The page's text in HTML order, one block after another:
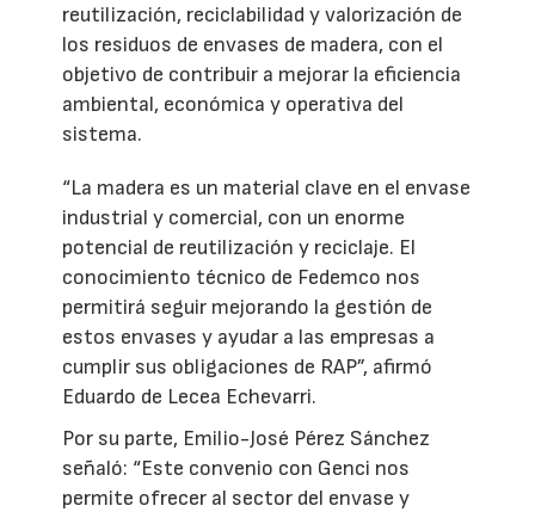
reutilización, reciclabilidad y valorización de
los residuos de envases de madera, con el
objetivo de contribuir a mejorar la eficiencia
ambiental, económica y operativa del
sistema.
“La madera es un material clave en el envase
industrial y comercial, con un enorme
potencial de reutilización y reciclaje. El
conocimiento técnico de Fedemco nos
permitirá seguir mejorando la gestión de
estos envases y ayudar a las empresas a
cumplir sus obligaciones de RAP”, afirmó
Eduardo de Lecea Echevarri.
Por su parte, Emilio-José Pérez Sánchez
señaló: “Este convenio con Genci nos
permite ofrecer al sector del envase y